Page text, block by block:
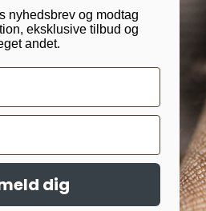
nyhedsbrev og modtag
eksklusive tilbud og
andet.
dig